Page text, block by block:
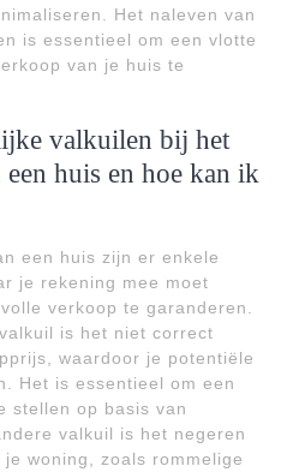
Het naleven van
is essentieel om een vlotte
van je huis te
valkuilen bij het
huis en hoe kan ik
een huis zijn er enkele
je rekening mee moet
verkoop te garanderen.
is het niet correct
waardoor je potentiële
Het is essentieel om een
stellen op basis van
valkuil is het negeren
woning, zoals rommelige